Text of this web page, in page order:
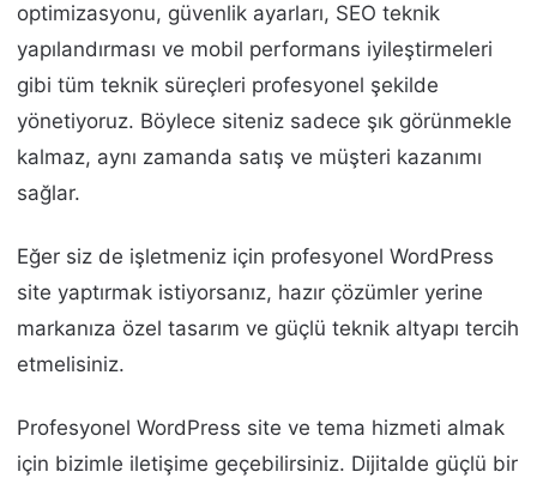
optimizasyonu, güvenlik ayarları, SEO teknik
yapılandırması ve mobil performans iyileştirmeleri
gibi tüm teknik süreçleri profesyonel şekilde
yönetiyoruz. Böylece siteniz sadece şık görünmekle
kalmaz, aynı zamanda satış ve müşteri kazanımı
sağlar.
Eğer siz de işletmeniz için profesyonel WordPress
site yaptırmak istiyorsanız, hazır çözümler yerine
markanıza özel tasarım ve güçlü teknik altyapı tercih
etmelisiniz.
Profesyonel WordPress site ve tema hizmeti almak
için bizimle iletişime geçebilirsiniz. Dijitalde güçlü bir